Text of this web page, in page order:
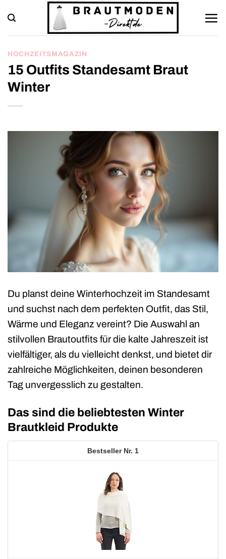
Inhalt
springen
HOCHZEITSMAGAZIN
15 Outfits Standesamt Braut
Winter
Du planst deine Winterhochzeit im Standesamt
und suchst nach dem perfekten Outfit, das Stil,
Wärme und Eleganz vereint? Die Auswahl an
stilvollen Brautoutfits für die kalte Jahreszeit ist
vielfältiger, als du vielleicht denkst, und bietet dir
zahlreiche Möglichkeiten, deinen besonderen
Tag unvergesslich zu gestalten.
Das sind die beliebtesten Winter
Brautkleid Produkte
1